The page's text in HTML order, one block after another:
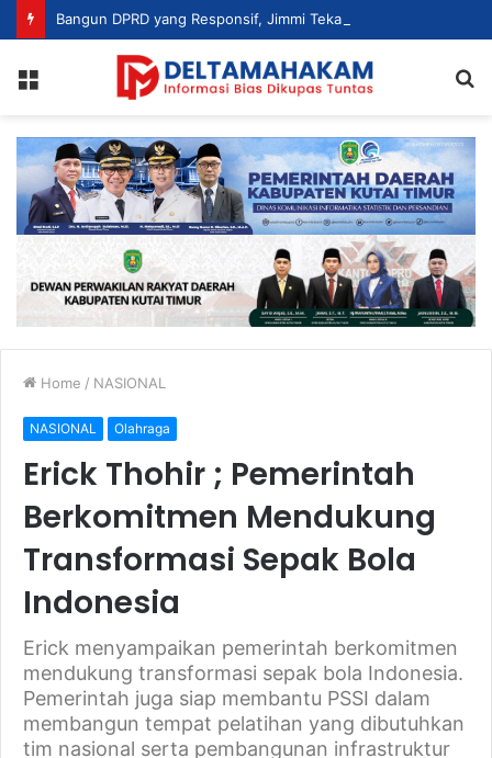
Home / NASIONAL
NASIONAL Olahraga
Erick Thohir ; Pemerintah
Berkomitmen Mendukung
Transformasi Sepak Bola
Indonesia
Erick menyampaikan pemerintah berkomitmen
mendukung transformasi sepak bola Indonesia.
Pemerintah juga siap membantu PSSI dalam
membangun tempat pelatihan yang dibutuhkan
tim nasional serta pembangunan infrastruktur